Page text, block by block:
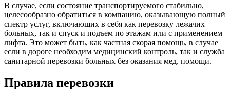
В случае, если состояние транспортируемого стабильно,
целесообразно обратиться в компанию, оказывающую полный
спектр услуг, включающих в себя как перевозку лежачих
больных, так и спуск и подъем по этажам или с применением
лифта. Это может быть, как частная скорая помощь, в случае
если в дороге необходим медицинский контроль, так и служба
санитарной перевозки больных без оказания мед. помощи.
Правила перевозки